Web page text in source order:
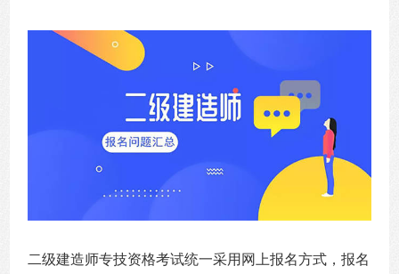
二级建造师专技资格考试统一采用网上报名方式，报名